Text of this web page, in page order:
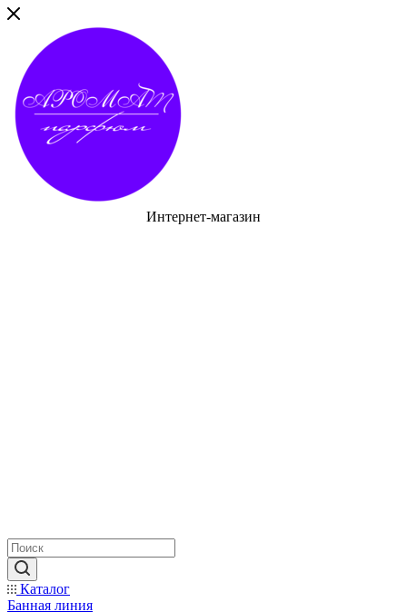
Интернет-магазин
Каталог
Банная линия